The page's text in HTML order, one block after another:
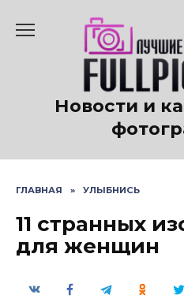
содержанию
Новости и
ГЛАВНАЯ » УЛЫБНИСЬ
11 странных
для женщин